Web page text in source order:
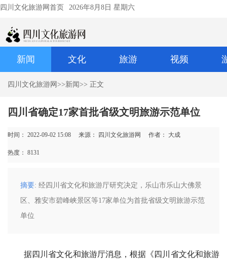
四川文化旅游网首页 2026年8月8日 星期六
新闻 文化 旅游 视频
四川文化旅游网 >>新闻>> 正文
四川省确定17家首批省级文明旅游示范单位
时间： 2022-09-02 15:08 来源： 四川文化旅游网 作者： 大成
热度： 8131
摘要: 经四川省文化和旅游厅研究决定，乐山市乐山大佛景
区、雅安市碧峰峡景区等17家单位为首批省级文明旅游示范
单位
据四川省文化和旅游厅消息，根据《四川省文化和旅游